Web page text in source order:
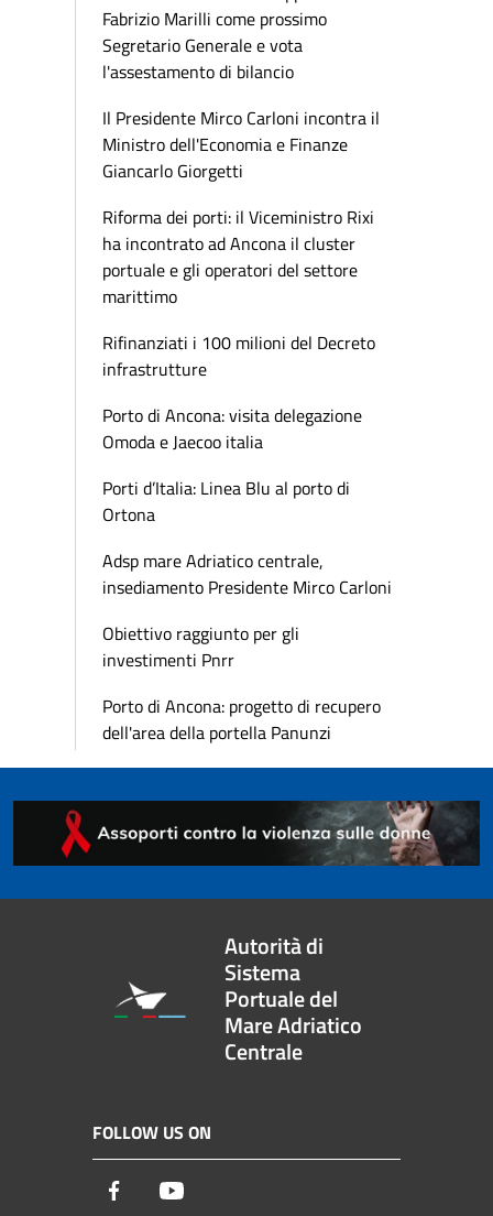
Fabrizio Marilli come prossimo
Segretario Generale e vota
l'assestamento di bilancio
Il Presidente Mirco Carloni incontra il
Ministro dell'Economia e Finanze
Giancarlo Giorgetti
Riforma dei porti: il Viceministro Rixi
ha incontrato ad Ancona il cluster
portuale e gli operatori del settore
marittimo
Rifinanziati i 100 milioni del Decreto
infrastrutture
Porto di Ancona: visita delegazione
Omoda e Jaecoo italia
Porti d’Italia: Linea Blu al porto di
Ortona
Adsp mare Adriatico centrale,
insediamento Presidente Mirco Carloni
Obiettivo raggiunto per gli
investimenti Pnrr
Porto di Ancona: progetto di recupero
dell'area della portella Panunzi
Autorità di
Sistema
Portuale del
Mare Adriatico
Centrale
FOLLOW US ON
Facebook